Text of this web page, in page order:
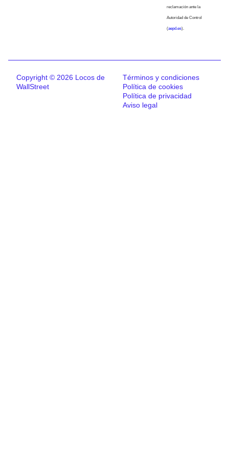
reclamación ante la
Autoridad de Control
(aepd.es).
Copyright © 2026 Locos de
WallStreet
Términos y condiciones
Política de cookies
Política de privacidad
Aviso legal